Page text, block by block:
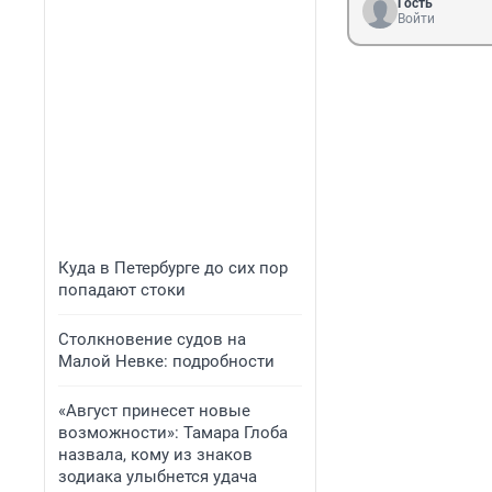
Куда в Петербурге до сих пор
попадают стоки
Столкновение судов на
Малой Невке: подробности
«Август принесет новые
возможности»: Тамара Глоба
назвала, кому из знаков
зодиака улыбнется удача
Гость
Войти